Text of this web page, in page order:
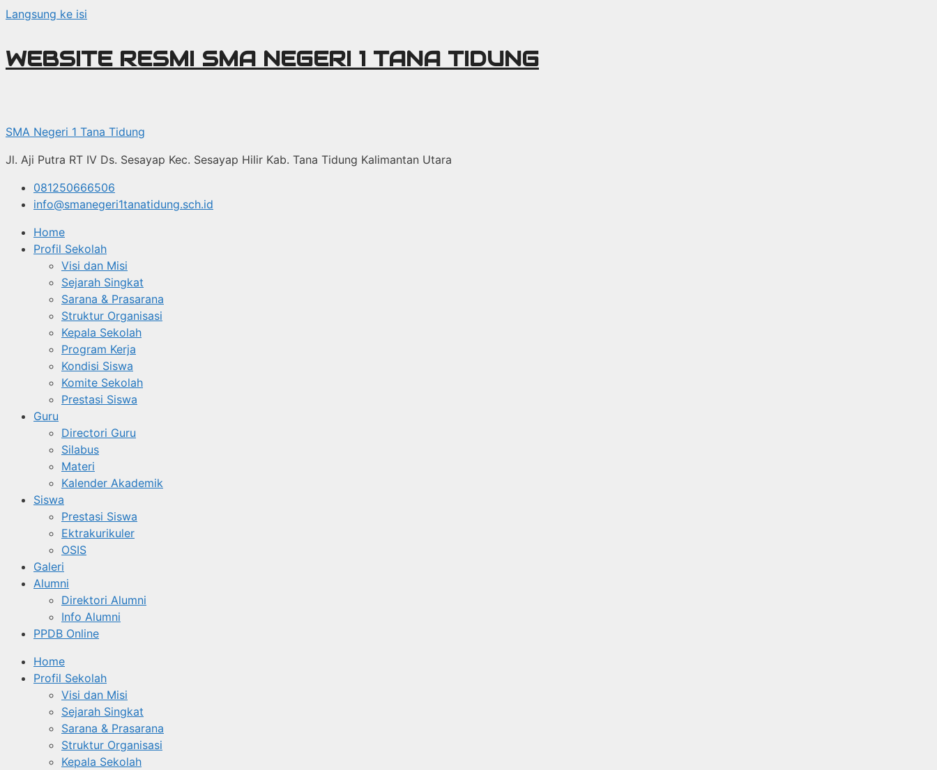
Langsung ke isi
WEBSITE RESMI SMA NEGERI 1 TANA TIDUNG
SMA Negeri 1 Tana Tidung
Jl. Aji Putra RT IV Ds. Sesayap Kec. Sesayap Hilir Kab. Tana Tidung Kalimantan Utara
081250666506
info@smanegeri1tanatidung.sch.id
Home
Profil Sekolah
Visi dan Misi
Sejarah Singkat
Sarana & Prasarana
Struktur Organisasi
Kepala Sekolah
Program Kerja
Kondisi Siswa
Komite Sekolah
Prestasi Siswa
Guru
Directori Guru
Silabus
Materi
Kalender Akademik
Siswa
Prestasi Siswa
Ektrakurikuler
OSIS
Galeri
Alumni
Direktori Alumni
Info Alumni
PPDB Online
Home
Profil Sekolah
Visi dan Misi
Sejarah Singkat
Sarana & Prasarana
Struktur Organisasi
Kepala Sekolah